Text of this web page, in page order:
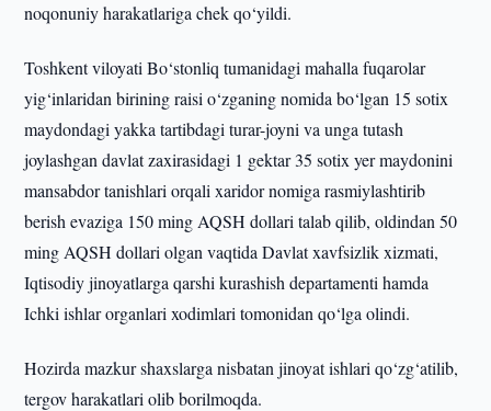
noqonuniy harakatlariga chek qo‘yildi.
Toshkent viloyati Bo‘stonliq tumanidagi mahalla fuqarolar
yig‘inlaridan birining raisi o‘zganing nomida bo‘lgan 15 sotix
maydondagi yakka tartibdagi turar-joyni va unga tutash
joylashgan davlat zaxirasidagi 1 gektar 35 sotix yer maydonini
mansabdor tanishlari orqali xaridor nomiga rasmiylashtirib
berish evaziga 150 ming AQSH dollari talab qilib, oldindan 50
ming AQSH dollari olgan vaqtida Davlat xavfsizlik xizmati,
Iqtisodiy jinoyatlarga qarshi kurashish departamenti hamda
Ichki ishlar organlari xodimlari tomonidan qo‘lga olindi.
Hozirda mazkur shaxslarga nisbatan jinoyat ishlari qo‘zg‘atilib,
tergov harakatlari olib borilmoqda.